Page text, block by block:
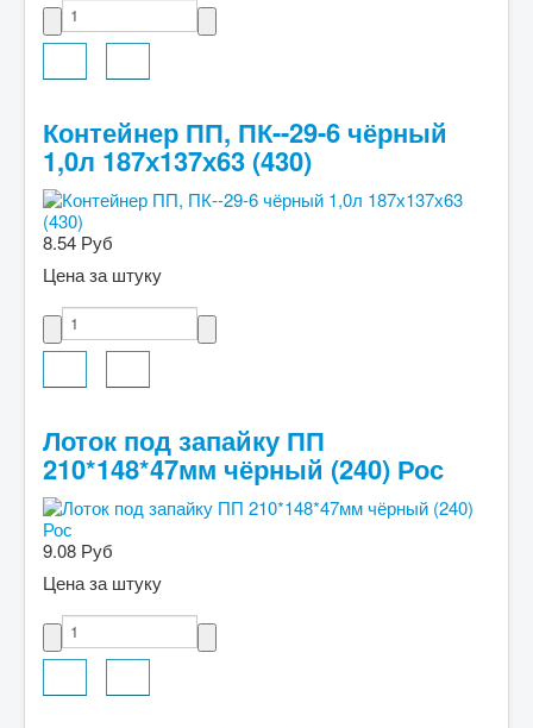
Контейнер ПП, ПК--29-6 чёрный
1,0л 187х137х63 (430)
8.54 Руб
Цена за штуку
Лоток под запайку ПП
210*148*47мм чёрный (240) Рос
9.08 Руб
Цена за штуку